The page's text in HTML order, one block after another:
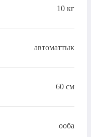
10 кг
автоматтык
60 см
ооба